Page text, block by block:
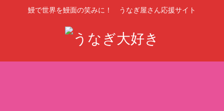
鰻で世界を鰻面の笑みに！ うなぎ屋さん応援サイト